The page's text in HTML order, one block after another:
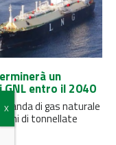
un
GNL entro il 2040
di gas naturale
di tonnellate